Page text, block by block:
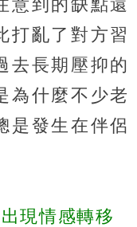
意到的缺點還
打亂了對方習
去長期壓抑的
為什麼不少老
是發生在伴侶
現情感轉移